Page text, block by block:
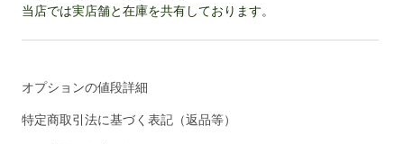
当店では実店舗と在庫を共有しております。
オプションの値段詳細
特定商取引法に基づく表記（返品等）